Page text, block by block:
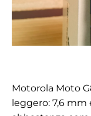
Motorola Moto
leggero: 7,6 mm